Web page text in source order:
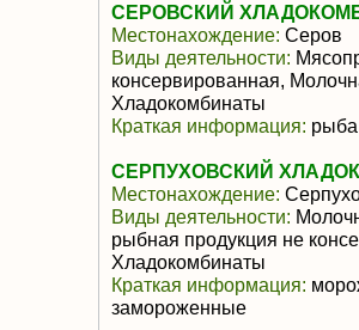
СЕРОВСКИЙ
Местонахождение: Серов
Виды деятельности:
консервированная,
Хладокомбинаты
Краткая информация:
СЕРПУХОВСКИЙ
Местонахождение:
Виды деятельности:
рыбная продукция не
Хладокомбинаты
Краткая информация:
замороженные